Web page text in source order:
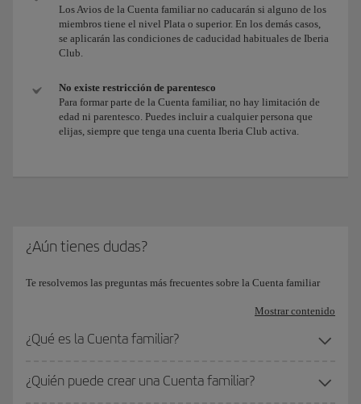
Los Avios de la Cuenta familiar no caducarán si alguno de los
miembros tiene el nivel Plata o superior. En los demás casos,
se aplicarán las condiciones de caducidad habituales de Iberia
Club.
No existe restricción de parentesco
Para formar parte de la Cuenta familiar, no hay limitación de
edad ni parentesco. Puedes incluir a cualquier persona que
elijas, siempre que tenga una cuenta Iberia Club activa.
¿Aún tienes dudas?
Te resolvemos las preguntas más frecuentes sobre la Cuenta familiar
Mostrar contenido
¿Qué es la Cuenta familiar?
¿Quién puede crear una Cuenta familiar?